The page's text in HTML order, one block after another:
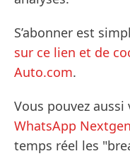
S’abonner est
sur ce lien et de
Auto.com.
Vous pouvez
WhatsApp
temps réel les